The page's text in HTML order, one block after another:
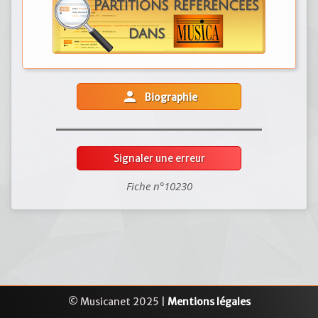
person Biographie
Signaler une erreur
Fiche n°10230
© Musicanet 2025 | Mentions légales